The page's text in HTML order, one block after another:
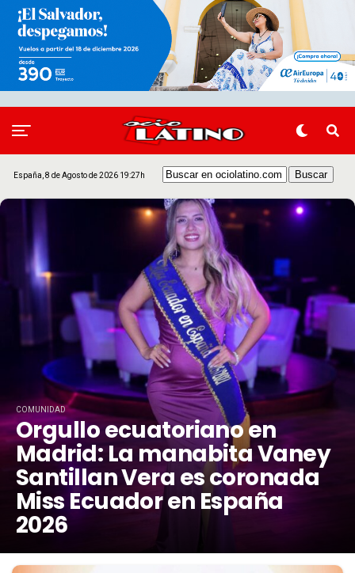
España, 8 de Agosto de 2026 19:27h
COMUNIDAD
Orgullo ecuatoriano en
Madrid: La manabita Vaney
Santillan Vera es coronada
Miss Ecuador en España
2026